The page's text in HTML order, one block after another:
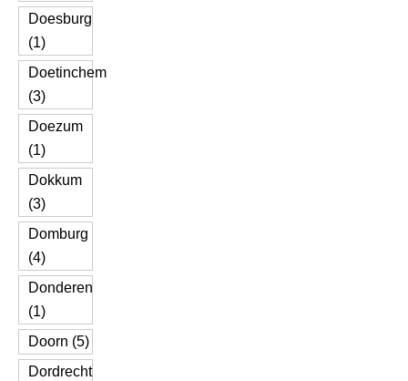
Doesburg
(1)
Doetinchem
(3)
Doezum
(1)
Dokkum
(3)
Domburg
(4)
Donderen
(1)
Doorn (5)
Dordrecht